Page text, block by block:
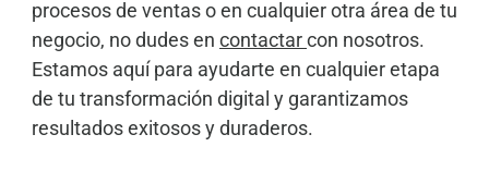
procesos de ventas o en cualquier otra área de tu
negocio, no dudes en contactarcon nosotros.
Estamos aquí para ayudarte en cualquier etapa
de tu transformación digital y garantizamos
resultados exitosos y duraderos.